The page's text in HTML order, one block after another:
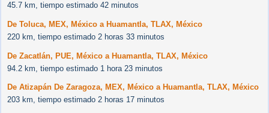
45.7 km, tiempo estimado 42 minutos
De Toluca, MEX, México a Huamantla, TLAX, México
220 km, tiempo estimado 2 horas 33 minutos
De Zacatlán, PUE, México a Huamantla, TLAX, México
94.2 km, tiempo estimado 1 hora 23 minutos
De Atizapán De Zaragoza, MEX, México a Huamantla, TLAX, México
203 km, tiempo estimado 2 horas 17 minutos